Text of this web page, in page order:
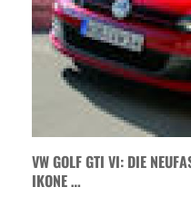
VW GOLF GTI VI: DIE
IKONE …